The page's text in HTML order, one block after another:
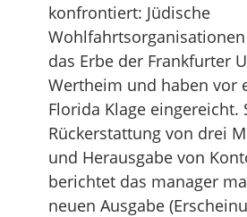
konfrontiert: Jüdische
das Erbe der Frankfurter
Wertheim und haben vor
Florida Klage eingereicht.
Rückerstattung von drei
und Herausgabe von
berichtet das manager
neuen Ausgabe